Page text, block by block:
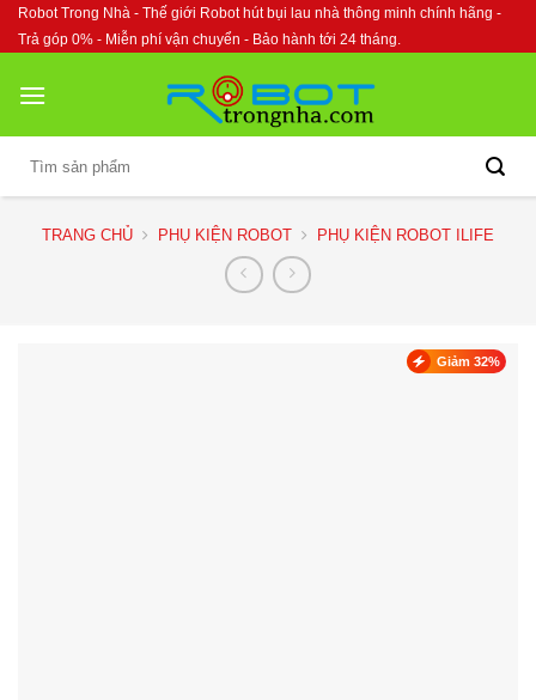
Skip
Robot Trong Nhà - Thế giới Robot hút bụi lau nhà thông minh chính hãng -
Trả góp 0% - Miễn phí vận chuyển - Bảo hành tới 24 tháng.
Tìm
TRANG CHỦ PHỤ KIỆN ROBOT PHỤ KIỆN ROBOT ILIFE
Giảm 32%